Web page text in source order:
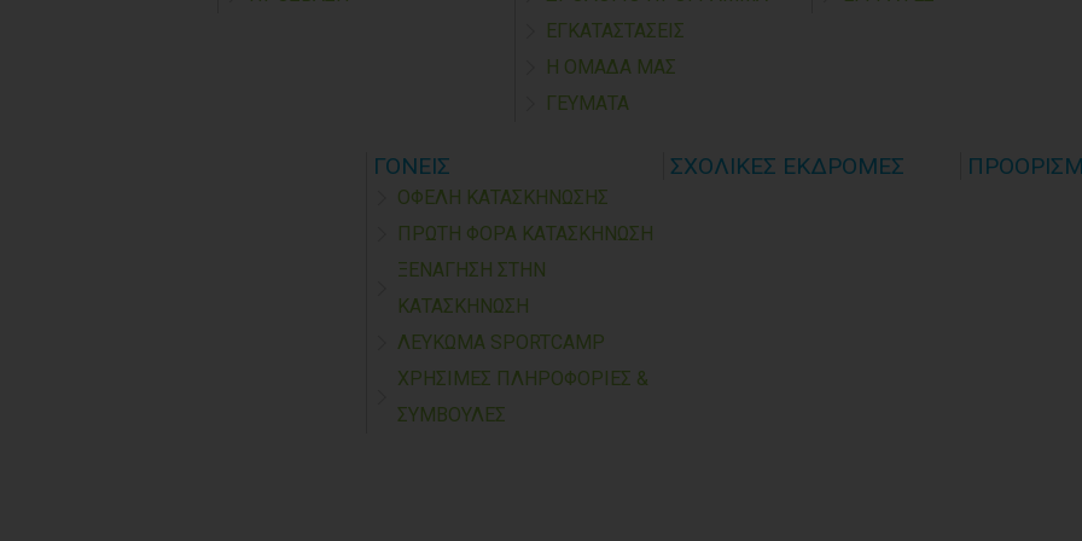
ΕΓΚΑΤΑΣΤΑΣΕΙΣ
Η ΟΜΑΔΑ ΜΑΣ
ΓΕΥΜΑΤΑ
ΓΟΝΕΙΣ
ΟΦΕΛΗ ΚΑΤΑΣΚΗΝΩΣΗΣ
ΠΡΩΤΗ ΦΟΡΑ ΚΑΤΑΣΚΗΝΩΣΗ
ΞΕΝΑΓΗΣΗ ΣΤΗΝ
ΚΑΤΑΣΚΗΝΩΣΗ
ΛΕΥΚΩΜΑ SPORTCAMP
ΧΡΗΣΙΜΕΣ ΠΛΗΡΟΦΟΡΙΕΣ &
ΣΥΜΒΟΥΛΕΣ
ΣΧΟΛΙΚΕΣ ΕΚΔΡΟΜΕΣ